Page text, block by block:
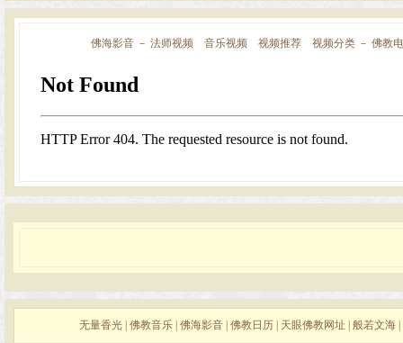
佛海影音 － 法师视频 音乐视频 视频推荐 视频分类 － 佛教
无量香光 佛教音乐 佛海影音 佛教日历 天眼佛教网址 般若文海